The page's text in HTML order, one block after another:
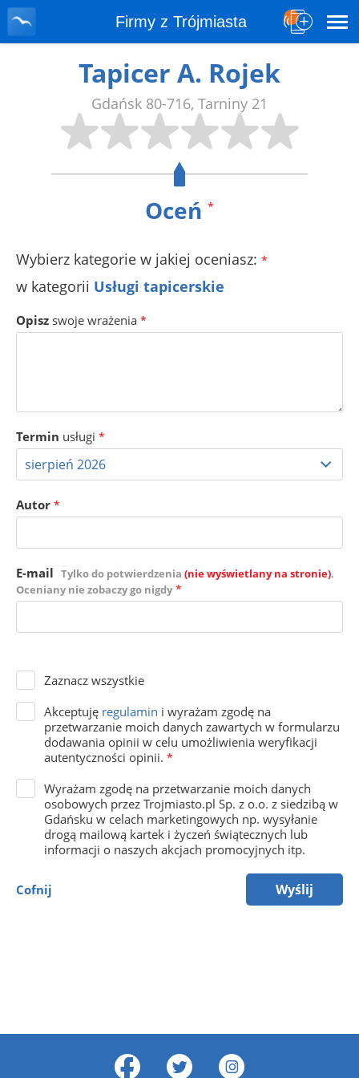
Firmy z Trójmiasta
Tapicer A. Rojek
Gdańsk 80-716, Tarniny 21
Oceń *
Wybierz kategorie w jakiej oceniasz: *
w kategorii Usługi tapicerskie
Opisz swoje wrażenia *
Termin usługi *
Autor *
E-mail Tylko do potwierdzenia (nie wyświetlany na stronie).
Oceniany nie zobaczy go nigdy *
Zaznacz wszystkie
Akceptuję regulamin i wyrażam zgodę na
przetwarzanie moich danych zawartych w formularzu
dodawania opinii w celu umożliwienia weryfikacji
autentyczności opinii. *
Wyrażam zgodę na przetwarzanie moich danych
osobowych przez Trojmiasto.pl Sp. z o.o. z siedzibą w
Gdańsku w celach marketingowych np. wysyłanie
drogą mailową kartek i życzeń świątecznych lub
informacji o naszych akcjach promocyjnych itp.
Cofnij Wyślij